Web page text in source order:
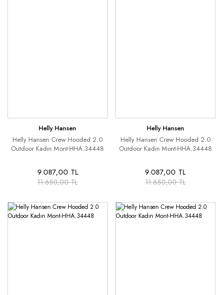
Helly Hansen
Helly Hansen Crew Hooded 2.0
Outdoor Kadın Mont-HHA.34448
9.087,00 TL
11.650,00 TL
Helly Hansen
Helly Hansen Crew Hooded 2.0
Outdoor Kadın Mont-HHA.34448
9.087,00 TL
11.650,00 TL